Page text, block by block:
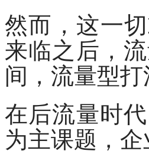
然而，这一
来临之后，
间，流量型
在后流量时
为主课题，